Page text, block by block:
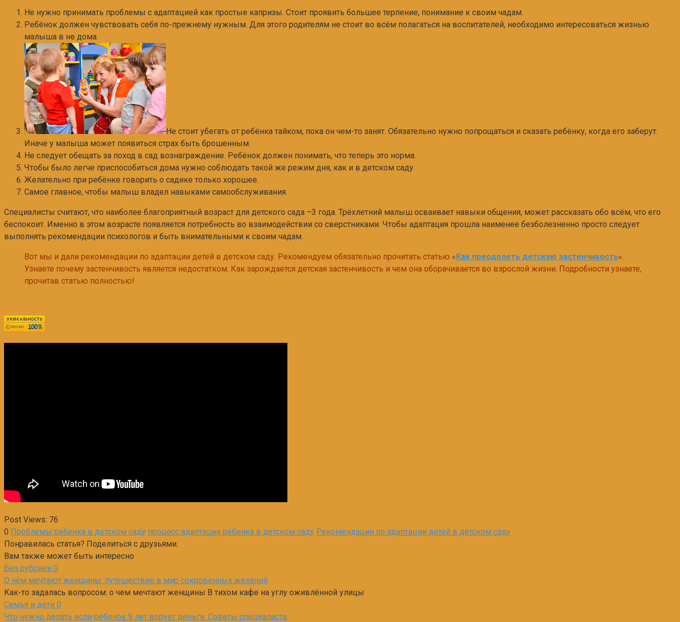
Не нужно принимать проблемы с адаптацией как простые капризы. Стоит проявить большее терпение, понимание к своим чадам.
Ребёнок должен чувствовать себя по-прежнему нужным. Для этого родителям не стоит во всём полагаться на воспитателей, необходимо интересоваться жизнью
малыша в не дома.
Не стоит убегать от ребёнка тайком, пока он чем-то занят. Обязательно нужно попрощаться и сказать ребёнку, когда его заберут.
Иначе у малыша может появиться страх быть брошенным.
Не следует обещать за поход в сад вознаграждение. Ребёнок должен понимать, что теперь это норма.
Чтобы было легче приспособиться дома нужно соблюдать такой же режим дня, как и в детском саду.
Желательно при ребёнке говорить о садике только хорошее.
Самое главное, чтобы малыш владел навыками самообслуживания.
Специалисты считают, что наиболее благоприятный возраст для детского сада –3 года. Трёхлетний малыш осваивает навыки общения, может рассказать обо всём, что его
беспокоит. Именно в этом возрасте появляется потребность во взаимодействии со сверстниками. Чтобы адаптация прошла наименее безболезненно просто следует
выполнять рекомендации психологов и быть внимательными к своим чадам.
Вот мы и дали рекомендации по адаптации детей в детском саду. Рекомендуем обязательно прочитать статью « Как преодолеть детскую застенчивость«.
Узнаете почему застенчивость является недостатком. Как зарождается детская застенчивость и чем она оборачивается во взрослой жизни. Подробности узнаете,
прочитав статью полностью!
Post Views: 76
0 Проблемы ребенка в детском саду процесс адаптации ребенка в детском саду Рекомендации по адаптации детей в детском саду
Понравилась статья? Поделиться с друзьями:
Вам также может быть интересно
Без рубрики 0
О чём мечтают женщины: путешествие в мир сокровенных желаний
Как-то задалась вопросом: о чем мечтают женщины В тихом кафе на углу оживлённой улицы
Семья и дети 0
Что нужно делать если ребенок 9 лет ворует деньги. Советы специалиста